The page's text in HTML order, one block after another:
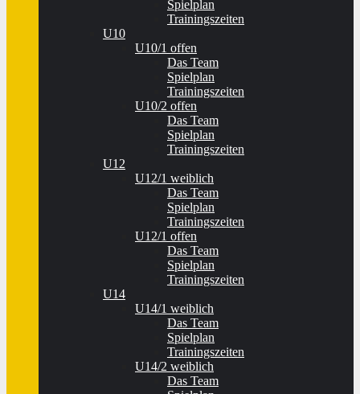
Spielplan
Trainingszeiten
U10
U10/1 offen
Das Team
Spielplan
Trainingszeiten
U10/2 offen
Das Team
Spielplan
Trainingszeiten
U12
U12/1 weiblich
Das Team
Spielplan
Trainingszeiten
U12/1 offen
Das Team
Spielplan
Trainingszeiten
U14
U14/1 weiblich
Das Team
Spielplan
Trainingszeiten
U14/2 weiblich
Das Team